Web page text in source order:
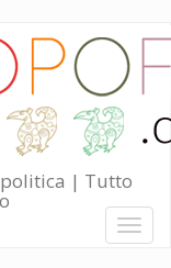
politica | Tutto
Toggle